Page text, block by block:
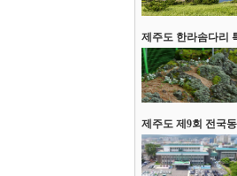
제주도 한라솜다리
제주도 제9회 전국